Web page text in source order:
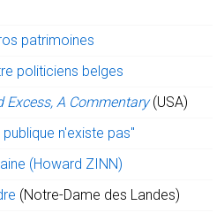
patrimoines
politiciens belges
A Commentary (USA)
n'existe pas"
(Howard ZINN)
(Notre-Dame des Landes)